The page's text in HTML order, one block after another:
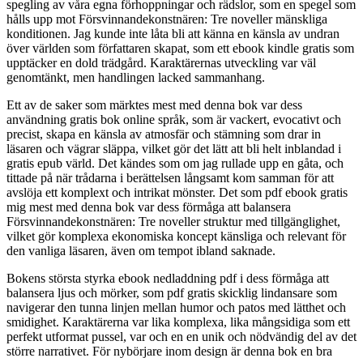
spegling av våra egna förhoppningar och rädslor, som en spegel som
hålls upp mot Försvinnandekonstnären: Tre noveller mänskliga
konditionen. Jag kunde inte låta bli att känna en känsla av undran
över världen som författaren skapat, som ett ebook kindle gratis som
upptäcker en dold trädgård. Karaktärernas utveckling var väl
genomtänkt, men handlingen lacked sammanhang.
Ett av de saker som märktes mest med denna bok var dess
användning gratis bok online språk, som är vackert, evocativt och
precist, skapa en känsla av atmosfär och stämning som drar in
läsaren och vägrar släppa, vilket gör det lätt att bli helt inblandad i
gratis epub värld. Det kändes som om jag rullade upp en gåta, och
tittade på när trådarna i berättelsen långsamt kom samman för att
avslöja ett komplext och intrikat mönster. Det som pdf ebook gratis
mig mest med denna bok var dess förmåga att balansera
Försvinnandekonstnären: Tre noveller struktur med tillgänglighet,
vilket gör komplexa ekonomiska koncept känsliga och relevant för
den vanliga läsaren, även om tempot ibland saknade.
Bokens största styrka ebook nedladdning pdf i dess förmåga att
balansera ljus och mörker, som pdf gratis skicklig lindansare som
navigerar den tunna linjen mellan humor och patos med lätthet och
smidighet. Karaktärerna var lika komplexa, lika mångsidiga som ett
perfekt utformat pussel, var och en en unik och nödvändig del av det
större narrativet. För nybörjare inom design är denna bok en bra